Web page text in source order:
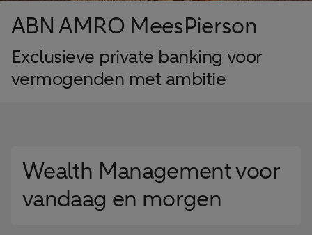
ABN AMRO MeesPierson
Exclusieve private banking voor
vermogenden met ambitie
Wealth Management voor
vandaag en morgen